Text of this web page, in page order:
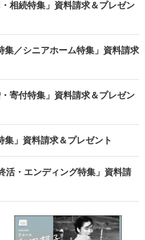
相続特集」資料請求＆プレゼン
集／シニアホーム特集」資料請求
寄付特集」資料請求＆プレゼン
」資料請求＆プレゼント
活・エンディング特集」資料請